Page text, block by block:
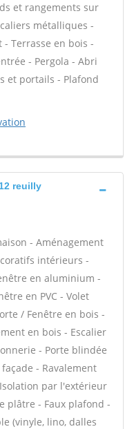
et rangements sur
métalliques -
Terrasse en bois -
- Pergola - Abri
et portails - Plafond
reuilly
- Aménagement
intérieurs -
en aluminium -
en PVC - Volet
/ Fenêtre en bois -
en bois - Escalier
- Porte blindée
- Ravalement
par l'extérieur
plâtre - Faux plafond -
(vinyle, lino, dalles